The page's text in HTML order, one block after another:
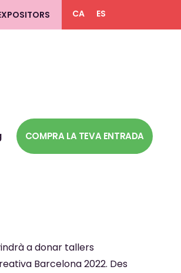
CA ES
COMPRA LA TEVA ENTRADA
a donar tallers
Barcelona 2022. Des